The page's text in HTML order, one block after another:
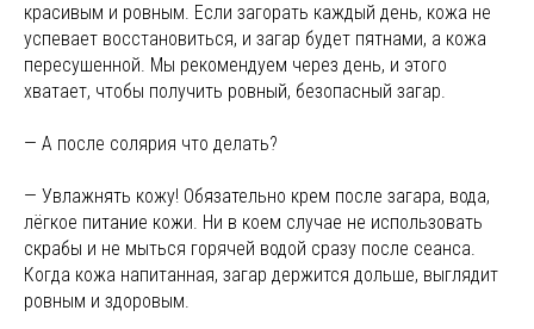
красивым и ровным. Если загорать каждый день, кожа не
успевает восстановиться, и загар будет пятнами, а кожа
пересушенной. Мы рекомендуем через день, и этого
хватает, чтобы получить ровный, безопасный загар.
— А после солярия что делать?
— Увлажнять кожу! Обязательно крем после загара, вода,
лёгкое питание кожи. Ни в коем случае не использовать
скрабы и не мыться горячей водой сразу после сеанса.
Когда кожа напитанная, загар держится дольше, выглядит
ровным и здоровым.